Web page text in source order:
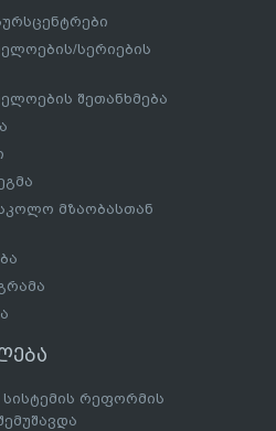
სერიების
შეთანხმება
მზაობასთან
რეფორმის